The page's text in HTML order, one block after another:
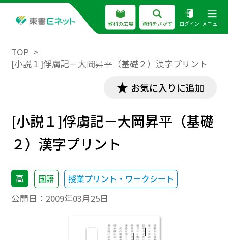
教科の広場 資料をさがす ログイン メニュー
TOP
[小説１]俘虜記－大岡昇平（基礎２）漢字プリント
お気に入りに追加
[小説１]俘虜記－大岡昇平（基礎
２）漢字プリント
高 国語 授業プリント・ワークシート
公開日： 2009年03月25日